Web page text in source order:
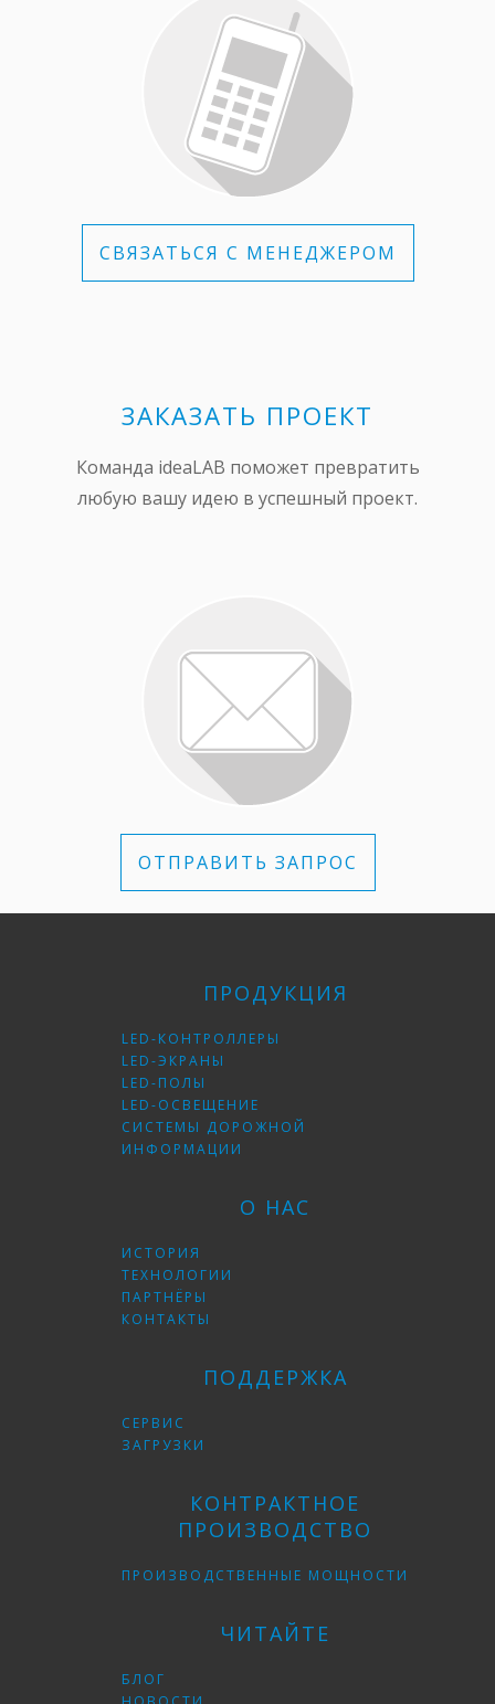
СВЯЗАТЬСЯ С МЕНЕДЖЕРОМ
ЗАКАЗАТЬ ПРОЕКТ
Команда ideaLAB поможет превратить
любую вашу идею в успешный проект.
ОТПРАВИТЬ ЗАПРОС
ПРОДУКЦИЯ
LED-КОНТРОЛЛЕРЫ
LED-ЭКРАНЫ
LED-ПОЛЫ
LED-ОСВЕЩЕНИЕ
СИСТЕМЫ ДОРОЖНОЙ
ИНФОРМАЦИИ
О НАС
ИСТОРИЯ
ТЕХНОЛОГИИ
ПАРТНЁРЫ
КОНТАКТЫ
ПОДДЕРЖКА
СЕРВИС
ЗАГРУЗКИ
КОНТРАКТНОЕ
ПРОИЗВОДСТВО
ПРОИЗВОДСТВЕННЫЕ МОЩНОСТИ
ЧИТАЙТЕ
БЛОГ